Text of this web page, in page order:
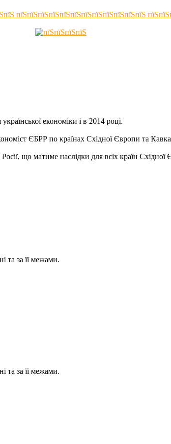
економіки і в 2014 році.
ЄБРР по країнах Східної Європи та
що матиме наслідки для всіх країн Східної
та за її межами.
та за її межами.